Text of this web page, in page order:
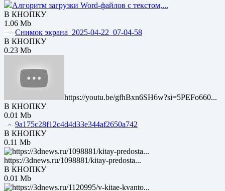
Алгоритм загрузки Word-файлов с текстом,...
В КНОПКУ
1.06 Mb
Снимок экрана_2025-04-22_07-04-58
В КНОПКУ
0.23 Mb
https://youtu.be/gfhBxn6SH6w?si=5PEFo660...
В КНОПКУ
0.01 Mb
9a175c28f12c4d4d33e344af2650a742
В КНОПКУ
0.11 Mb
https://3dnews.ru/1098881/kitay-predosta...
В КНОПКУ
0.01 Mb